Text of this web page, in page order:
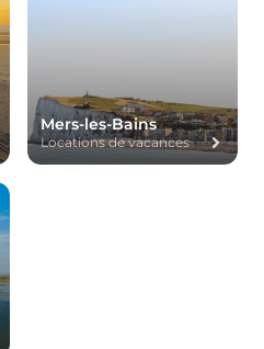
Mers-les-Bains
Locations de vacances